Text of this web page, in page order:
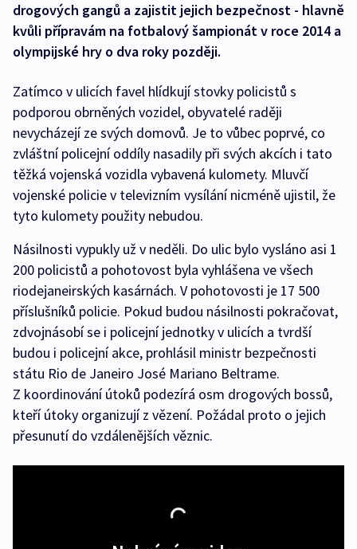
drogových gangů a zajistit jejich bezpečnost - hlavně
kvůli přípravám na fotbalový šampionát v roce 2014 a
olympijské hry o dva roky později.
Zatímco v ulicích favel hlídkují stovky policistů s
podporou obrněných vozidel, obyvatelé raději
nevycházejí ze svých domovů. Je to vůbec poprvé, co
zvláštní policejní oddíly nasadily při svých akcích i tato
těžká vojenská vozidla vybavená kulomety. Mluvčí
vojenské policie v televizním vysílání nicméně ujistil, že
tyto kulomety použity nebudou.
Násilnosti vypukly už v neděli. Do ulic bylo vysláno asi 1
200 policistů a pohotovost byla vyhlášena ve všech
riodejaneirských kasárnách. V pohotovosti je 17 500
příslušníků policie. Pokud budou násilnosti pokračovat,
zdvojnásobí se i policejní jednotky v ulicích a tvrdší
budou i policejní akce, prohlásil ministr bezpečnosti
státu Rio de Janeiro José Mariano Beltrame.
Z koordinování útoků podezírá osm drogových bossů,
kteří útoky organizují z vězení. Požádal proto o jejich
přesunutí do vzdálenějších věznic.